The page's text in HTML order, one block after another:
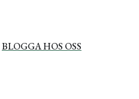
BLOGGA HOS OSS